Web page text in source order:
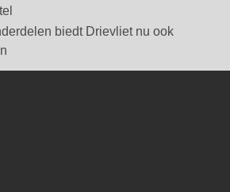
biedt Drievliet nu ook